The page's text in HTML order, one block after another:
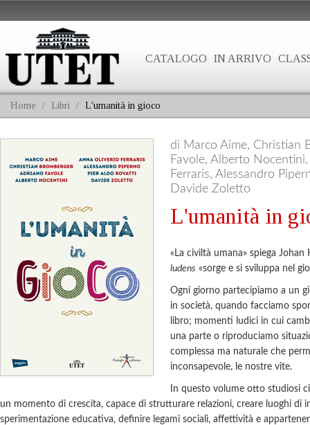
CATALOGO IN ARRIVO
Home / Libri / L'umanità in gioco
di Marco Aime, Christian
Favole, Alberto
Ferraris, Alessandro
Davide Zoletto
L'umanità in
«La civiltà umana» spiega
ludens «sorge e si sviluppa nel
Ogni giorno partecipiamo a un
in società, quando facciamo
libro; momenti ludici in cui
una parte o riproduciamo
complessa ma naturale che
inconsapevole, le nostre vite.
In questo volume otto studiosi
un momento di crescita, capace di strutturare relazioni, creare luoghi di
sperimentazione educativa, definire legami sociali, affettività e